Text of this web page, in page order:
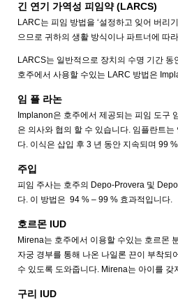
긴 연기 가역성 피임약 (LARCS)
LARC는 피임 방법을 ‘설정하고 잊어 버리
으므로 귀하의 생활 방식이나 파트너에 따
LARCS는 일반적으로 장치의 수명 기간
호주에서 사용할 수있는 LARC 방법은
임 플 라논
Implanon은 호주에서 제공되는 피임 도구
은 의사와 협의 할 수 있습니다. 임플란트
다. 이식은 삽입 후 3 년 동안 지속되며 99
주입
피임 주사는 호주의 Depo-Provera 및
다. 이 방법은 94 % – 99 % 효과적입니다.
호르몬 IUD
Mirena는 호주에서 이용할 수있는 호르몬
자궁 경부를 통해 나온 나일론 끈이 부착되
수 있도록 도와줍니다. Mirena는 아이를
구리 IUD